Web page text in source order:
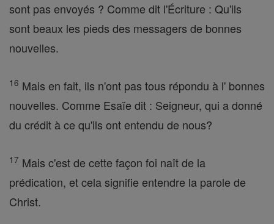
sont pas envoyés ? Comme dit l'Écriture : Qu'ils
sont beaux les pieds des messagers de bonnes
nouvelles.
16 Mais en fait, ils n'ont pas tous répondu à l' bonnes
nouvelles. Comme Esaïe dit : Seigneur, qui a donné
du crédit à ce qu'ils ont entendu de nous?
17 Mais c'est de cette façon foi naît de la
prédication, et cela signifie entendre la parole de
Christ.